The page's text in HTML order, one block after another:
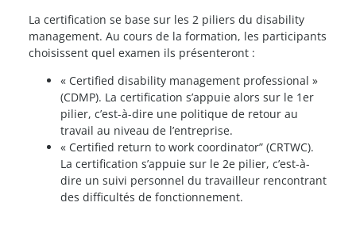
La certification se base sur les 2 piliers du disability
management. Au cours de la formation, les participants
choisissent quel examen ils présenteront :
« Certified disability management professional »
(CDMP). La certification s’appuie alors sur le 1er
pilier, c’est-à-dire une politique de retour au
travail au niveau de l’entreprise.
« Certified return to work coordinator” (CRTWC).
La certification s’appuie sur le 2e pilier, c’est-à-
dire un suivi personnel du travailleur rencontrant
des difficultés de fonctionnement.